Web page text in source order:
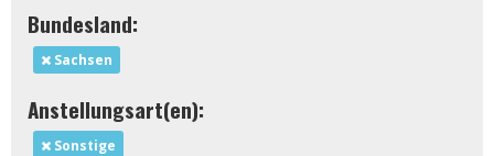
Bundesland:
Sachsen
Anstellungsart(en):
Sonstige